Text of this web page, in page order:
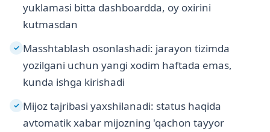
yuklamasi bitta dashboardda, oy oxirini
kutmasdan
✓ Masshtablash osonlashadi: jarayon tizimda
yozilgani uchun yangi xodim haftada emas,
kunda ishga kirishadi
✓ Mijoz tajribasi yaxshilanadi: status haqida
avtomatik xabar mijozning 'qachon tayyor